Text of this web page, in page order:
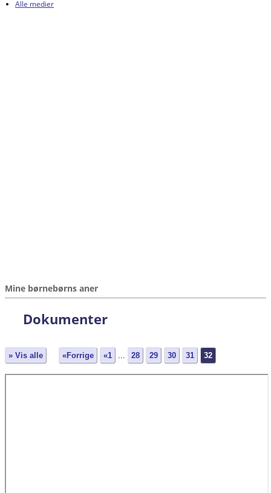
Alle medier
Mine børnebørns aner
Dokumenter
» Vis alle «Forrige «1 ... 28 29 30 31 32